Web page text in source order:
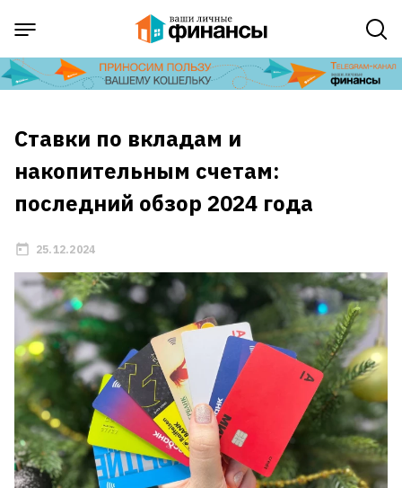
Ставки по вкладам и
накопительным счетам:
последний обзор 2024 года
25.12.2024